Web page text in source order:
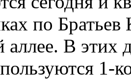
по
аллее. В этих
1-